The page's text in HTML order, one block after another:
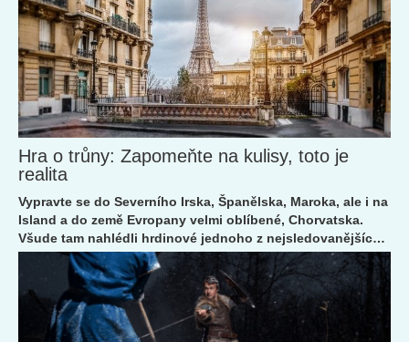
Hra o trůny: Zapomeňte na kulisy, toto je
realita
Vypravte se do Severního Irska, Španělska, Maroka, ale i na
Island a do země Evropany velmi oblíbené, Chorvatska.
Všude tam nahlédli hrdinové jednoho z nejsledovanějších
seriálů současnosti, Hry o trůny.